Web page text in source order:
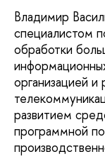
Владимир
специалистом
обработки
организацией
развитием
программной